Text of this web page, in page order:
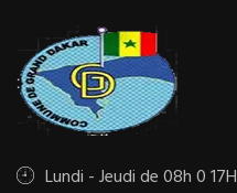
Lundi - Jeudi de 08h 0 17H